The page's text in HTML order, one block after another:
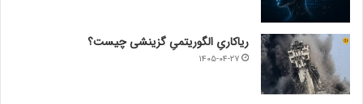
ریاکاریِ الگوریتمیِ گزینشی چیست؟
۱۴۰۵-۰۴-۲۷